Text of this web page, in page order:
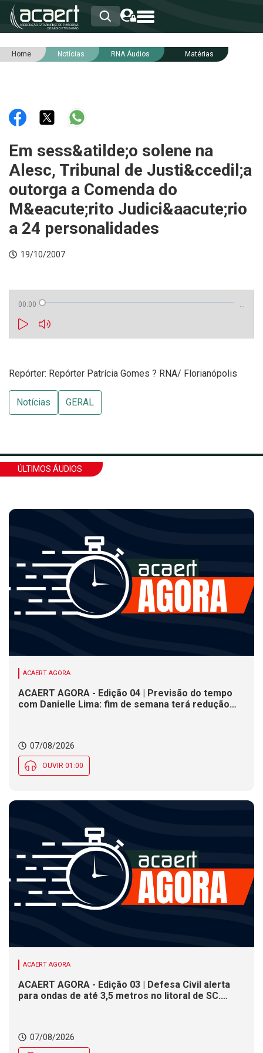
HOME
RNA
NOTÍCIAS
INTEGRIDADE
Home Notícias RNA Áudios Matérias
Em sess&atilde;o solene na
Alesc, Tribunal de Justi&ccedil;a
outorga a Comenda do
M&eacute;rito Judici&aacute;rio
a 24 personalidades
19/10/2007
00:00 …
Repórter: Repórter Patrícia Gomes ? RNA/ Florianópolis
Notícias GERAL
ÚLTIMOS ÁUDIOS
ACAERT AGORA
ACAERT AGORA - Edição 04 | Previsão do tempo
com Danielle Lima: fim de semana terá redução
07/08/2026
OUVIR 01:00
ACAERT AGORA
ACAERT AGORA - Edição 03 | Defesa Civil alerta
para ondas de até 3,5 metros no litoral de SC.
07/08/2026